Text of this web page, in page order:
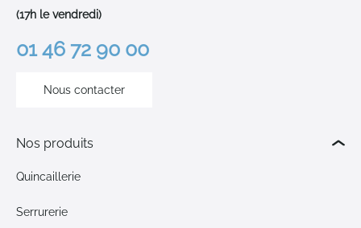
(17h le vendredi)
01 46 72 90 00
Nous contacter
Nos produits
Quincaillerie
Serrurerie